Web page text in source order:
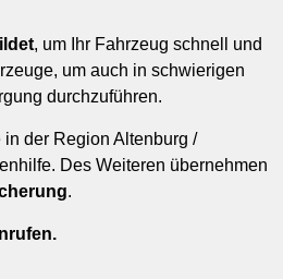
, um Ihr Fahrzeug schnell und
um auch in schwierigen
durchzuführen.
der Region Altenburg /
Des Weiteren übernehmen
.